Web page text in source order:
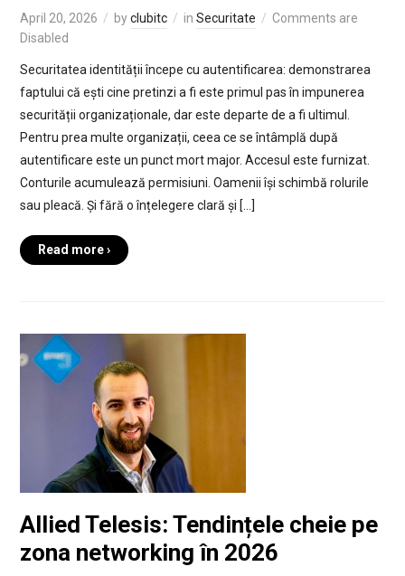
April 20, 2026 byclubitc in Securitate
Comments are
Disabled
Securitatea identității începe cu autentificarea: demonstrarea
faptului că ești cine pretinzi a fi este primul pas în impunerea
securității organizaționale, dar este departe de a fi ultimul.
Pentru prea multe organizații, ceea ce se întâmplă după
autentificare este un punct mort major. Accesul este furnizat.
Conturile acumulează permisiuni. Oamenii își schimbă rolurile
sau pleacă. Și fără o înțelegere clară și […]
Read more ›
Allied Telesis: Tendințele cheie pe
zona networking în 2026